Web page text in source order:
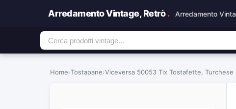
Arredamento Vintage, Retrò. Arredamento
Home›Tostapane›Viceversa 50053 Tix Tostafette, Turchese